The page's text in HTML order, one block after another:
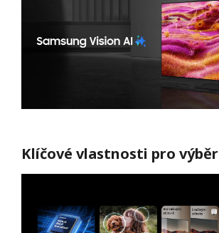
Klíčové vlastnosti pro výběr